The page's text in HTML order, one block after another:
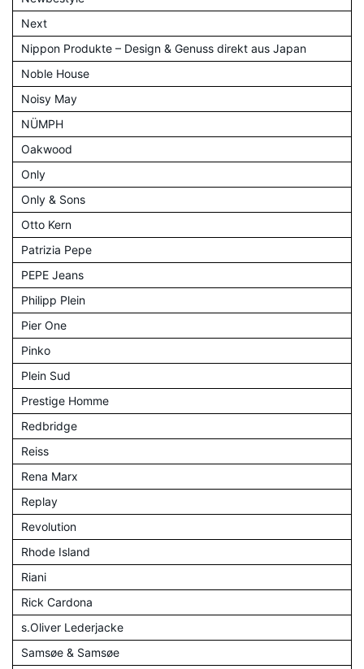
Next
Nippon Produkte – Design & Genuss direkt aus Japan
Noble House
Noisy May
NÜMPH
Oakwood
Only
Only & Sons
Otto Kern
Patrizia Pepe
PEPE Jeans
Philipp Plein
Pier One
Pinko
Plein Sud
Prestige Homme
Redbridge
Reiss
Rena Marx
Replay
Revolution
Rhode Island
Riani
Rick Cardona
s.Oliver Lederjacke
Samsøe & Samsøe